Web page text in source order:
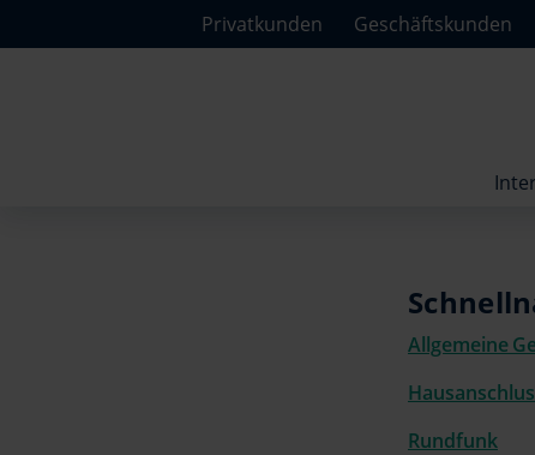
Privatkunden Geschäftskunden
Allgemeine
Rundfunk